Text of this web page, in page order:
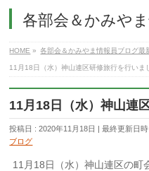
各部会＆かみや
HOME » 各部会＆かみやま情報員ブログ最
11月18日（水）神山連区研修旅行を行いま
11月18日（水）神山連
投稿日 : 2020年11月18日 最終更新日
ブログ
11月18日（水）神山連区の町